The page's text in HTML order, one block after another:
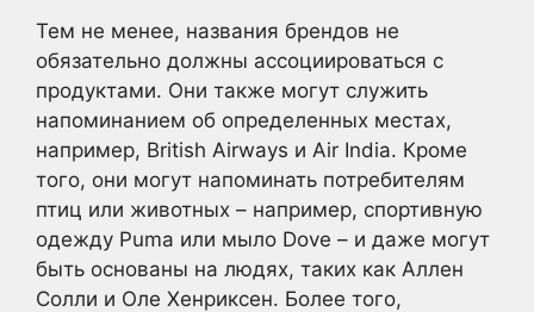
Тем не менее, названия брендов не
обязательно должны ассоциироваться с
продуктами. Они также могут служить
напоминанием об определенных местах,
например, British Airways и Air India. Кроме
того, они могут напоминать потребителям
птиц или животных – например, спортивную
одежду Puma или мыло Dove – и даже могут
быть основаны на людях, таких как Аллен
Солли и Оле Хенриксен. Более того,